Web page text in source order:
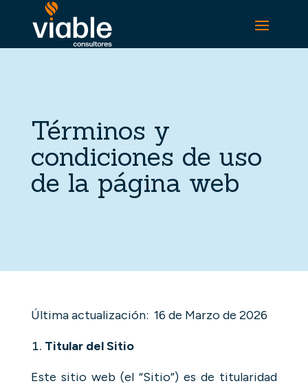
Términos y
condiciones de uso
de la página web
Última actualización: 16 de Marzo de 2026
Titular del Sitio
Este sitio web (el “Sitio”) es de titularidad